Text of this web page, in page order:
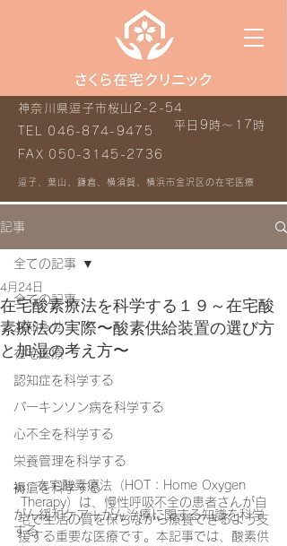
平日9時～17時
神奈川県逗子市桜山2-2-54
TEL 046-874-9475
FAX 050-3145-2736
逗子、葉山、鎌倉、横須賀、横浜市金沢区の在宅医療
記事
全ての記事
お知らせ
在宅医療
認知症を科学する
パーキンソン病を科学する
心不全を科学する
栄養管理を科学する
褥瘡を科学する
がん緩和ケア＋がん治療に関する知識を科学
する
全ての記事
在宅酸素療法を科学する１９～在宅酸
素療法の実際〜酸素供給装置の選び方
と加湿の考え方〜
4月24日
在宅酸素療法（HOT：Home Oxygen
Therapy）は、慢性呼吸不全の患者さんが自
宅で生活の質を保ちながら療養できるよう支
援する重要な医療です。本記事では、酸素供